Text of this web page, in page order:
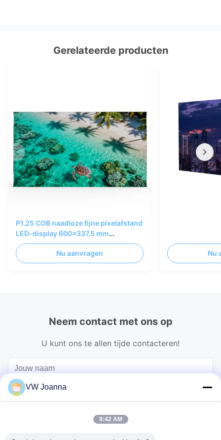
Gerelateerde producten
P1.25 COB naadloze fijne pixelafstand
LED-display 600x337,5 mm
spuitgietende AL-kast
Nu aanvragen
Nu
Neem contact met ons op
U kunt ons te allen tijde contacteren!
VW Joanna
9:42 AM